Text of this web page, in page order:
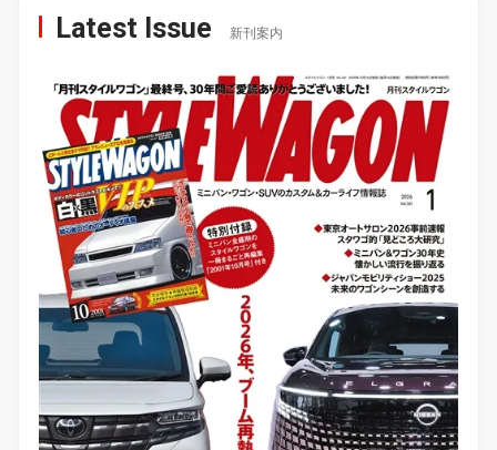
Latest Issue 新刊案内